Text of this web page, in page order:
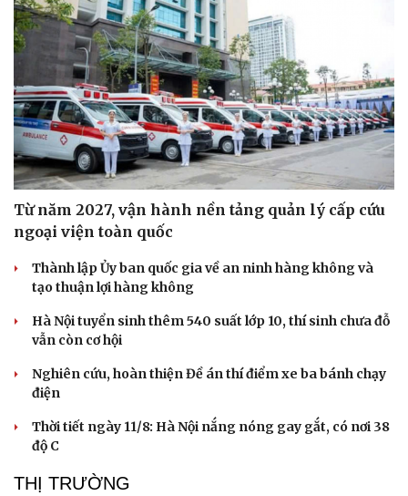
Thông tin doanh nghiệp
Từ năm 2027, vận hành nền tảng quản lý cấp cứu
ngoại viện toàn quốc
Thành lập Ủy ban quốc gia về an ninh hàng không và
tạo thuận lợi hàng không
Hà Nội tuyển sinh thêm 540 suất lớp 10, thí sinh chưa đỗ
vẫn còn cơ hội
Nghiên cứu, hoàn thiện Đề án thí điểm xe ba bánh chạy
điện
Thời tiết ngày 11/8: Hà Nội nắng nóng gay gắt, có nơi 38
độ C
THỊ TRƯỜNG